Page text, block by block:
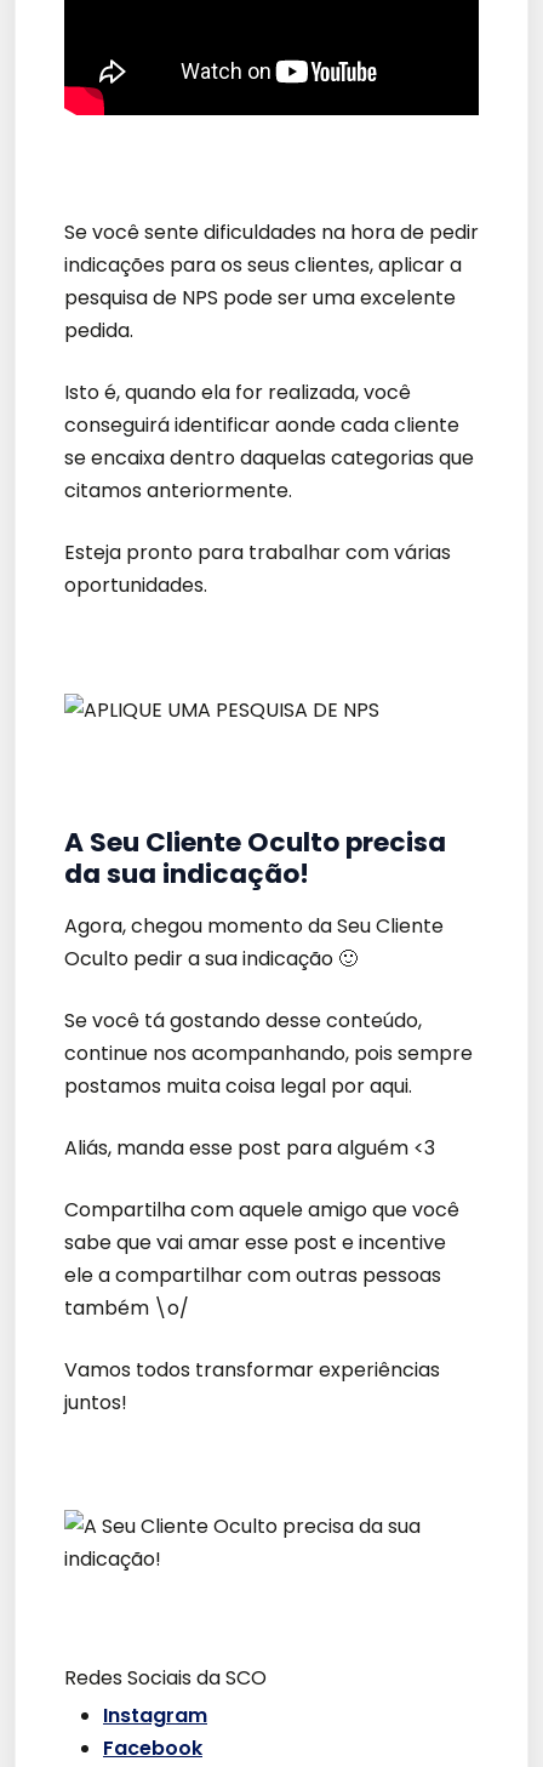
Se você sente dificuldades na hora de pedir
indicações para os seus clientes, aplicar a
pesquisa de NPS pode ser uma excelente
pedida.
Isto é, quando ela for realizada, você
conseguirá identificar aonde cada cliente
se encaixa dentro daquelas categorias que
citamos anteriormente.
Esteja pronto para trabalhar com várias
oportunidades.
A Seu Cliente Oculto precisa
da sua indicação!
Agora, chegou momento da Seu Cliente
Oculto pedir a sua indicação 🙂
Se você tá gostando desse conteúdo,
continue nos acompanhando, pois sempre
postamos muita coisa legal por aqui.
Aliás, manda esse post para alguém <3
Compartilha com aquele amigo que você
sabe que vai amar esse post e incentive
ele a compartilhar com outras pessoas
também \o/
Vamos todos transformar experiências
juntos!
Redes Sociais da SCO
Instagram
Facebook